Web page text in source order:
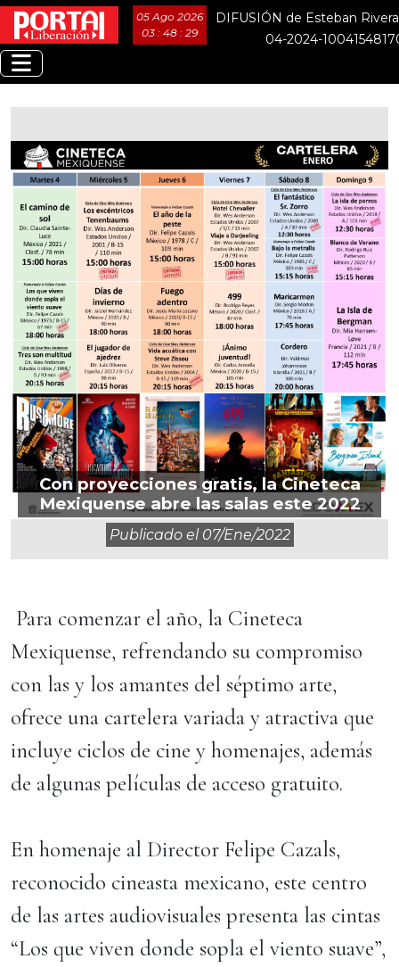
05 Ago 2026
03 : 48 : 30
DIFUSIÓN de Esteban
04-2024-
Con proyecciones gratis, la Cineteca
Mexiquense abre las salas este 2022
Publicado el 07/ene/2022
Para comenzar el año, la Cineteca
Mexiquense, refrendando su compromiso
con las y los amantes del séptimo arte,
ofrece una cartelera variada y atractiva que
incluye ciclos de cine y homenajes, además
de algunas películas de acceso gratuito.
En homenaje al Director Felipe Cazals,
reconocido cineasta mexicano, este centro
de las artes audiovisuales presenta las cintas
“Los que viven donde sopla el viento suave”,